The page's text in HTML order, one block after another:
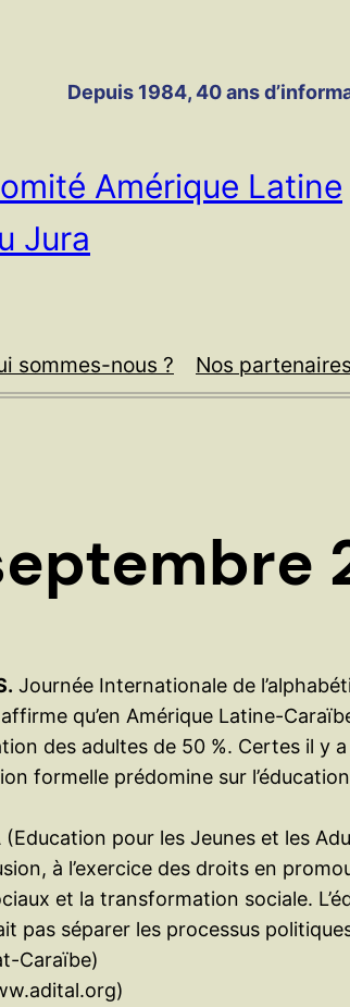
Depuis 1984, 40 ans
Amérique Latine
Jura
sommes-nous ? Nos partenaires
Journée Internationale de
qu’en Amérique Latine-
des adultes de 50 %. Certes il
formelle prédomine sur
(Education pour les Jeunes et les
à l’exercice des droits en
et la transformation sociale.
pas séparer les processus
Caraïbe)